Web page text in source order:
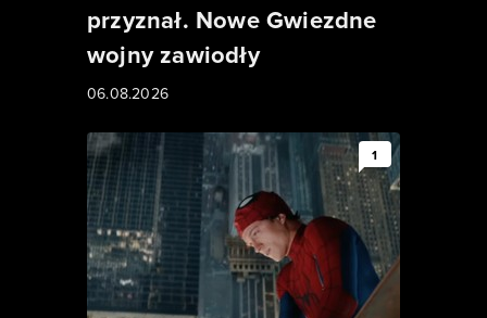
przyznał. Nowe Gwiezdne
wojny zawiodły
06.08.2026
1